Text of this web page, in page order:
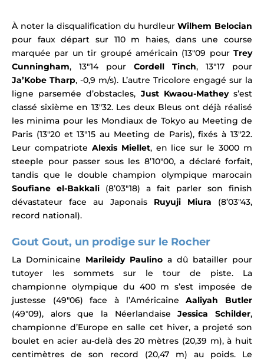
À noter la disqualification du hurdleurWilhem Belocian
pour faux départ sur 110 m haies, dans une course
marquée par un tir groupé américain (13″09 pour Trey
Cunningham, 13″14 pour Cordell Tinch, 13″17 pour
Ja’Kobe Tharp, -0,9 m/s). L’autre Tricolore engagé sur la
ligne parsemée d’obstacles, Just Kwaou-Matheys’est
classé sixième en 13″32. Les deux Bleus ont déjà réalisé
les minima pour les Mondiaux de Tokyo au Meeting de
Paris (13″20 et 13″15 au Meeting de Paris), fixés à 13″22.
Leur compatriote Alexis Miellet, en lice sur le 3000 m
steeple pour passer sous les 8’10″00, a déclaré forfait,
tandis que le double champion olympique marocain
Soufiane el-Bakkali (8’03″18) a fait parler son finish
dévastateur face au JaponaisRuyuji Miura (8’03″43,
record national).
Gout Gout, un prodige sur le Rocher
La Dominicaine Marileidy Paulino a dû batailler pour
tutoyer les sommets sur le tour de piste. La
championne olympique du 400 m s’est imposée de
justesse (49″06) face à l’Américaine Aaliyah Butler
(49″09), alors que la NéerlandaiseJessica Schilder,
championne d’Europe en salle cet hiver, a projeté son
boulet en acier au-delà des 20 mètres (20,39 m), à huit
centimètres de son record (20,47 m) au poids. Le